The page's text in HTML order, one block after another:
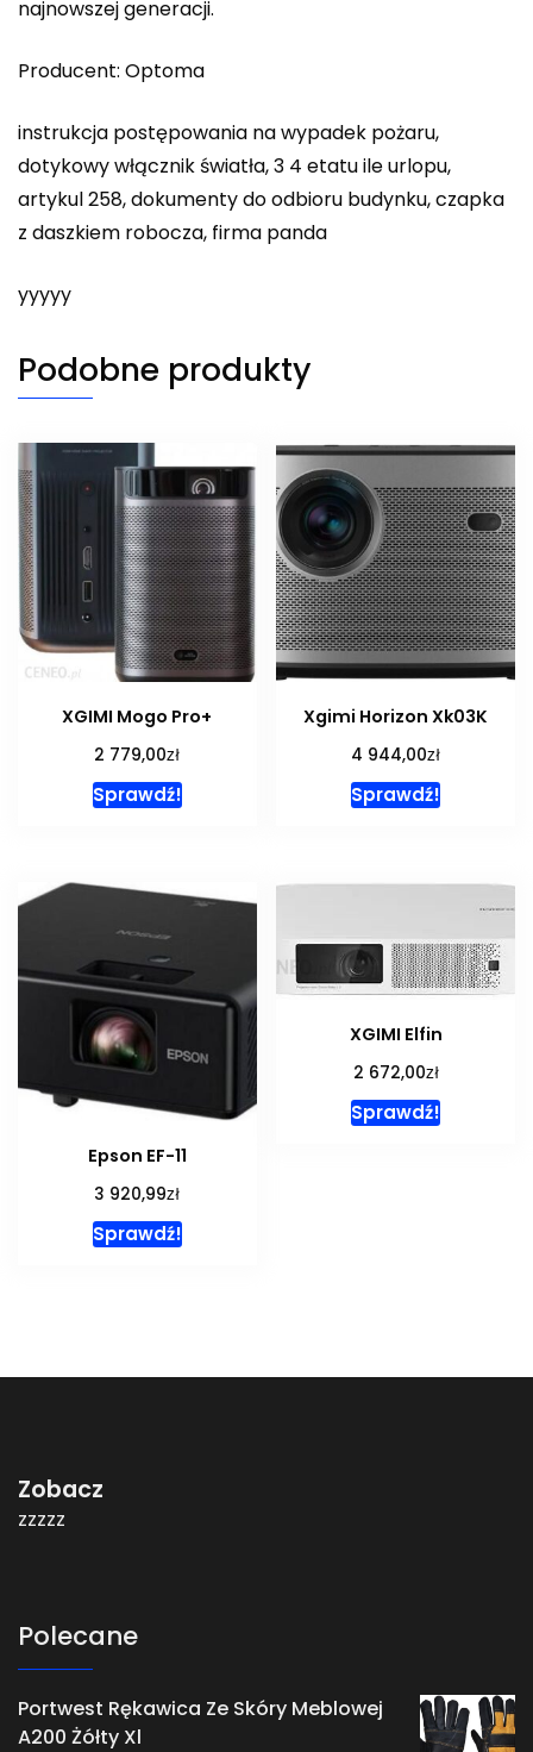
najnowszej generacji.
Producent: Optoma
instrukcja postępowania na wypadek pożaru,
dotykowy włącznik światła, 3 4 etatu ile urlopu,
artykul 258, dokumenty do odbioru budynku, czapka
z daszkiem robocza, firma panda
yyyyy
Podobne produkty
XGIMI Mogo Pro+
2 779,00zł
Sprawdź!
Xgimi Horizon Xk03K
4 944,00zł
Sprawdź!
Epson EF-11
3 920,99zł
Sprawdź!
XGIMI Elfin
2 672,00zł
Sprawdź!
Zobacz
zzzzz
Polecane
Portwest Rękawica Ze Skóry Meblowej
A200 Żółty Xl